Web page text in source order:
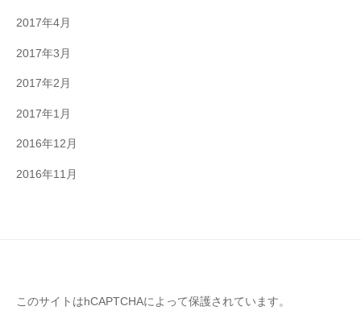
2017年4月
2017年3月
2017年2月
2017年1月
2016年12月
2016年11月
このサイトはhCAPTCHAによって保護されています。